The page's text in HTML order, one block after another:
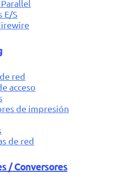
E/S
red
acceso
de impresión
de red
/ Conversores